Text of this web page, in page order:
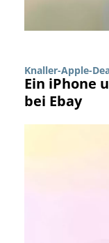
Knaller-Apple-
Ein iPhone
bei Ebay